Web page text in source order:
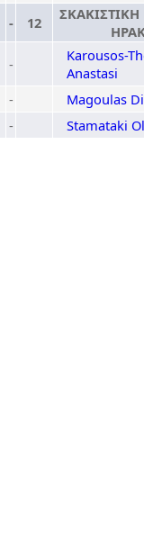
- 12
-
Karousos-
Anastasi
-
Magoulas
-
Stamataki